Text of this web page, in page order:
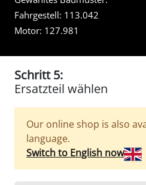
Fahrgestell: 113.042
Motor: 127.981
Schritt 5:
Ersatzteil wählen
Our online shop is also
language.
Switch to English now